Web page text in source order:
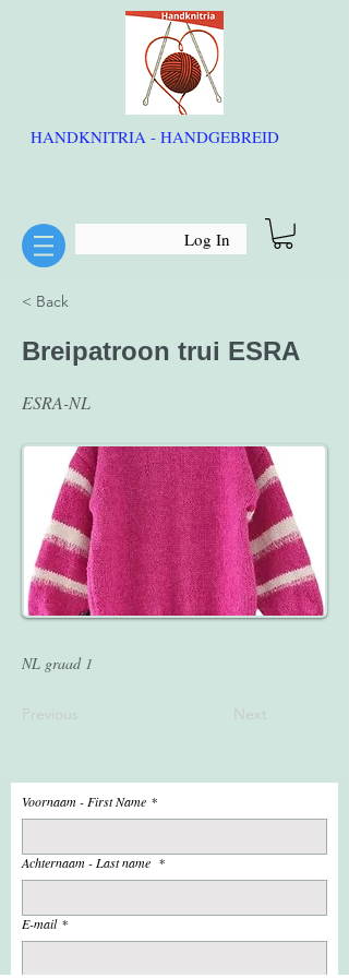
HANDKNITRIA - HANDGEBREID
Log In
< Back
Breipatroon trui ESRA
ESRA-NL
NL graad 1
Previous Next
Voornaam - First Name *
Achternaam - Last name *
E-mail *